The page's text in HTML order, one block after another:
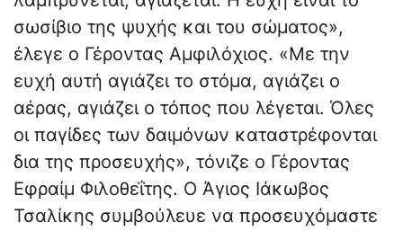
σωσίβιο της ψυχής και του σώματος»,
έλεγε ο Γέροντας Αμφιλόχιος. «Με την
ευχή αυτή αγιάζει το στόμα, αγιάζει ο
αέρας, αγιάζει ο τόπος που λέγεται. Όλες
οι παγίδες των δαιμόνων καταστρέφονται
δια της προσευχής», τόνιζε ο Γέροντας
Εφραίμ Φιλοθεΐτης. Ο Άγιος Ιάκωβος
Τσαλίκης συμβούλευε να προσευχόμαστε